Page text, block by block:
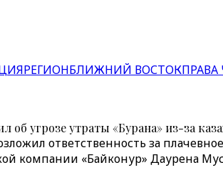
РЕГИОНБЛИЖНИЙ ВОСТОКПРАВА
об угрозе утраты «Бурана» из-за
ответственность за
компании «Байконур» Даурена